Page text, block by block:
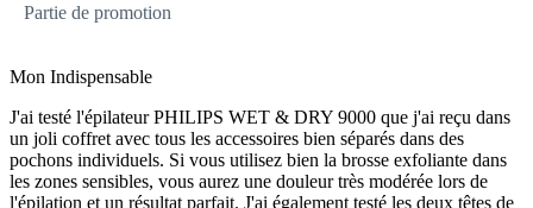
Partie de promotion
Mon Indispensable
J'ai testé l'épilateur PHILIPS WET & DRY 9000 que j'ai reçu dans
un joli coffret avec tous les accessoires bien séparés dans des
pochons individuels. Si vous utilisez bien la brosse exfoliante dans
les zones sensibles, vous aurez une douleur très modérée lors de
l'épilation et un résultat parfait. J'ai également testé les deux têtes de